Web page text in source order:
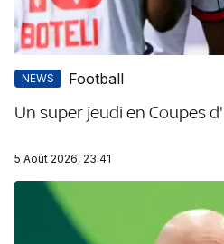
NEWS Football
Un super jeudi en Coupes
5 Août 2026, 23:41